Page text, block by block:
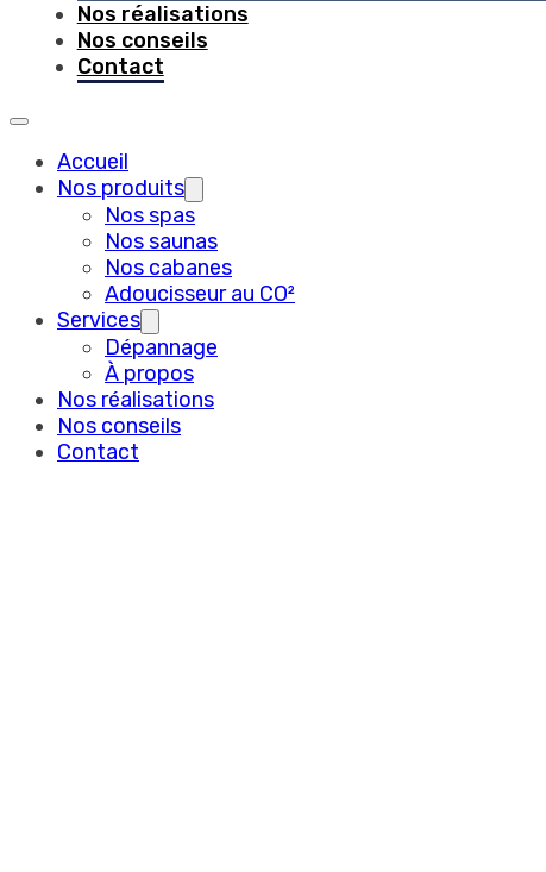
Nos réalisations
Nos conseils
Contact
Accueil
Nos produits
Nos spas
Nos saunas
Nos cabanes
Adoucisseur au CO²
Services
Dépannage
À propos
Nos réalisations
Nos conseils
Contact